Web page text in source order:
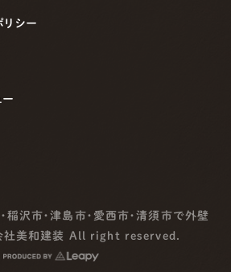
リシー
ー
稲沢市・津島市・愛西市・清須市で外壁
社美和建装 All right reserved.